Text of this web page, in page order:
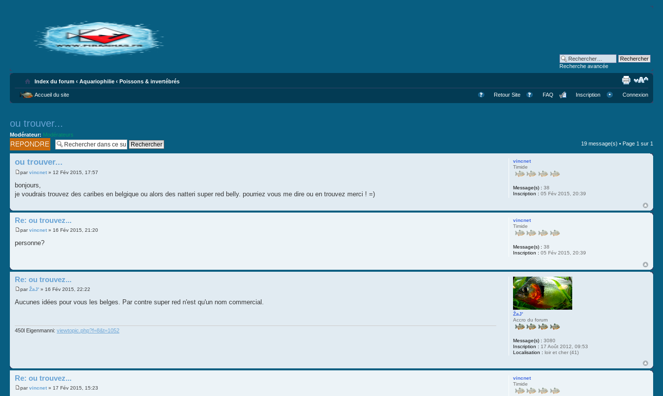
Recherche avancée
Index du forum ‹ Aquariophilie ‹ Poissons & invertébrés
Accueil du site Retour Site FAQ Inscription Connexion
ou trouver...
Modérateur: Modérateurs
Publier une
réponse
19 message(s) • Page 1 sur 1
ou trouver...
parvincnet » 12 Fév 2015, 17:57
bonjours,
je voudrais trouvez des caribes en belgique ou alors des natteri super red belly. pourriez vous me dire ou en trouvez merci ! =)
vincnet
Timide
Message(s) : 38
Inscription : 05 Fév 2015, 20:39
Re: ou trouvez...
parvincnet » 16 Fév 2015, 21:20
personne?
vincnet
Timide
Message(s) : 38
Inscription : 05 Fév 2015, 20:39
Re: ou trouvez...
parŽaJ' » 16 Fév 2015, 22:22
Aucunes idées pour vous les belges. Par contre super red n'est qu'un nom commercial.
450l Eigenmanni: viewtopic.php?f=8&t=1052
ŽaJ'
Accro du forum
Message(s) : 3080
Inscription : 17 Août 2012, 09:53
Localisation : loir et cher (41)
Re: ou trouvez...
parvincnet » 17 Fév 2015, 15:23
vincnet
Timide